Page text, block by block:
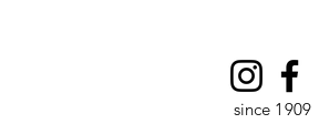
since 1909